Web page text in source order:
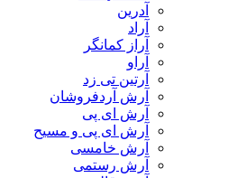
آدرین
آراد
آراز کمانگر
آراو
آرتین تی زد
آرش آردفروشان
آرش ای پی
آرش ای پی و مسیح
آرش خامسی
آرش رستمی